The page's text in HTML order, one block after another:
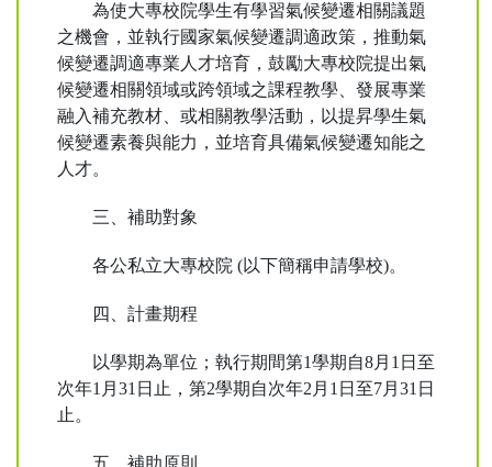
為使大專校院學生有學習氣候變遷相關議題
之機會，並執行國家氣候變遷調適政策，推動氣
候變遷調適專業人才培育，鼓勵大專校院提出氣
候變遷相關領域或跨領域之課程教學、發展專業
融入補充教材、或相關教學活動，以提昇學生氣
候變遷素養與能力，並培育具備氣候變遷知能之
人才。
三、補助對象
各公私立大專校院 (以下簡稱申請學校)。
四、計畫期程
以學期為單位；執行期間第1學期自8月1日至
次年1月31日止，第2學期自次年2月1日至7月31日
止。
五、補助原則